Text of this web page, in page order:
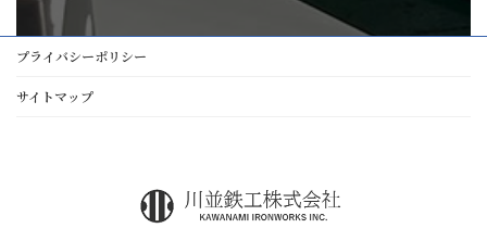
プライバシーポリシー
サイトマップ